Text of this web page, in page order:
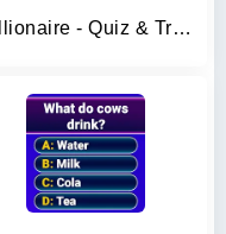
Millionaire - Quiz & Trivia